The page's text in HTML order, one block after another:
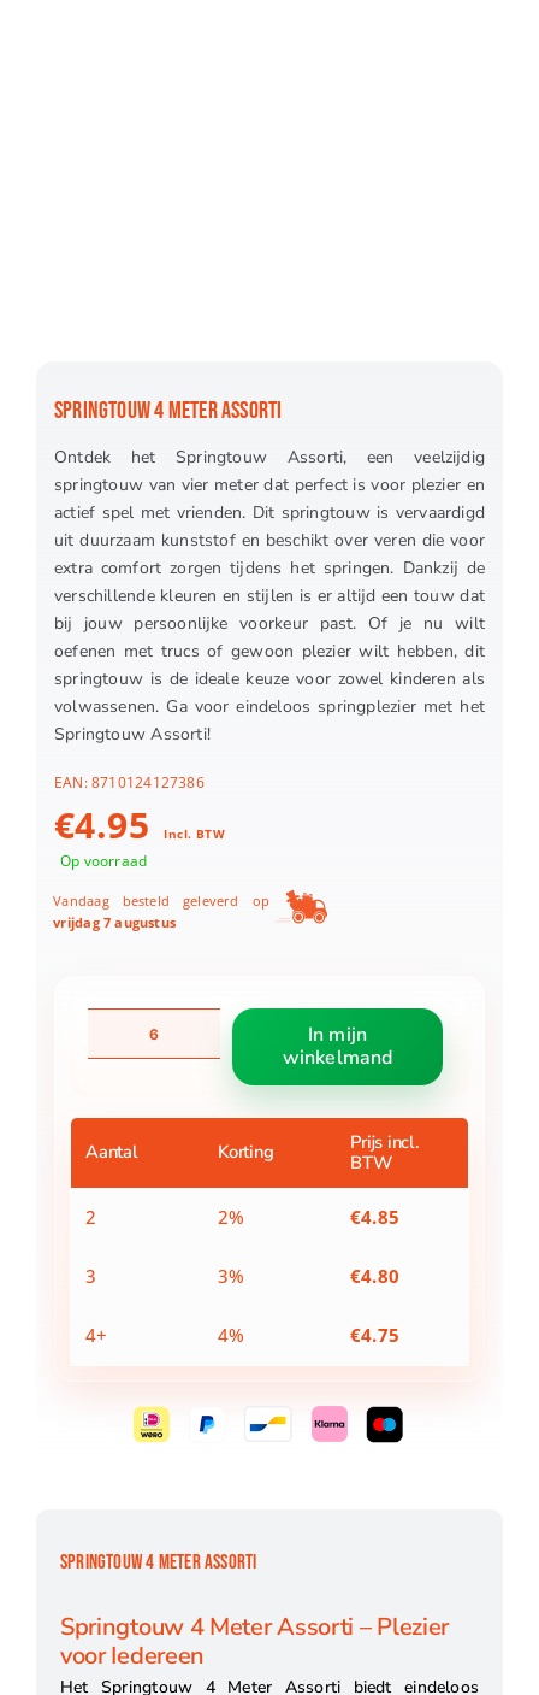
SPRINGTOUW 4 METER ASSORTI
Ontdek het Springtouw Assorti, een veelzijdig
springtouw van vier meter dat perfect is voor plezier en
actief spel met vrienden. Dit springtouw is vervaardigd
uit duurzaam kunststof en beschikt over veren die voor
extra comfort zorgen tijdens het springen. Dankzij de
verschillende kleuren en stijlen is er altijd een touw dat
bij jouw persoonlijke voorkeur past. Of je nu wilt
oefenen met trucs of gewoon plezier wilt hebben, dit
springtouw is de ideale keuze voor zowel kinderen als
volwassenen. Ga voor eindeloos springplezier met het
Springtouw Assorti!
EAN:8710124127386
€4.95 Incl. BTW
Op voorraad
Vandaag besteld geleverd op
vrijdag 7 augustus
4
aantal
In mijn
winkelmand
Aantal Korting
Prijs incl.
BTW
2 2% €4.85
3 3% €4.80
4+ 4% €4.75
SPRINGTOUW 4 METER ASSORTI
Springtouw 4 Meter Assorti – Plezier
voor Iedereen
Het Springtouw 4 Meter Assorti biedt eindeloos